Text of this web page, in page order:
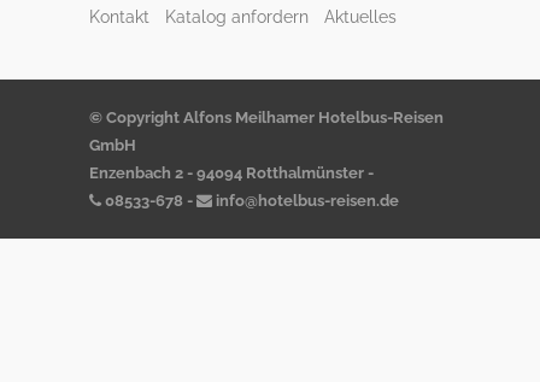
Kontakt Katalog anfordern Aktuelles
© Copyright Alfons Meilhamer Hotelbus-Reisen
GmbH
Enzenbach 2 - 94094 Rotthalmünster -
08533-678 - info@hotelbus-reisen.de